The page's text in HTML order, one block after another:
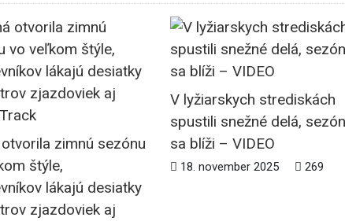
zimnú sezónu
štýle,
lákajú desiatky
zjazdoviek aj
V lyžiarskych strediskách
spustili snežné delá,
sa blíži – VIDEO
18. november 2025 269